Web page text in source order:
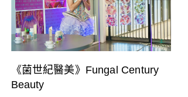
《菌世紀醫美》Fungal Century
Beauty